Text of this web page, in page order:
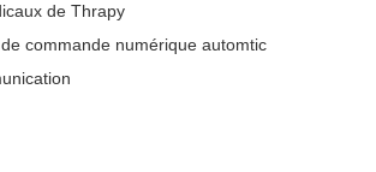
de Thrapy
commande numérique automtic